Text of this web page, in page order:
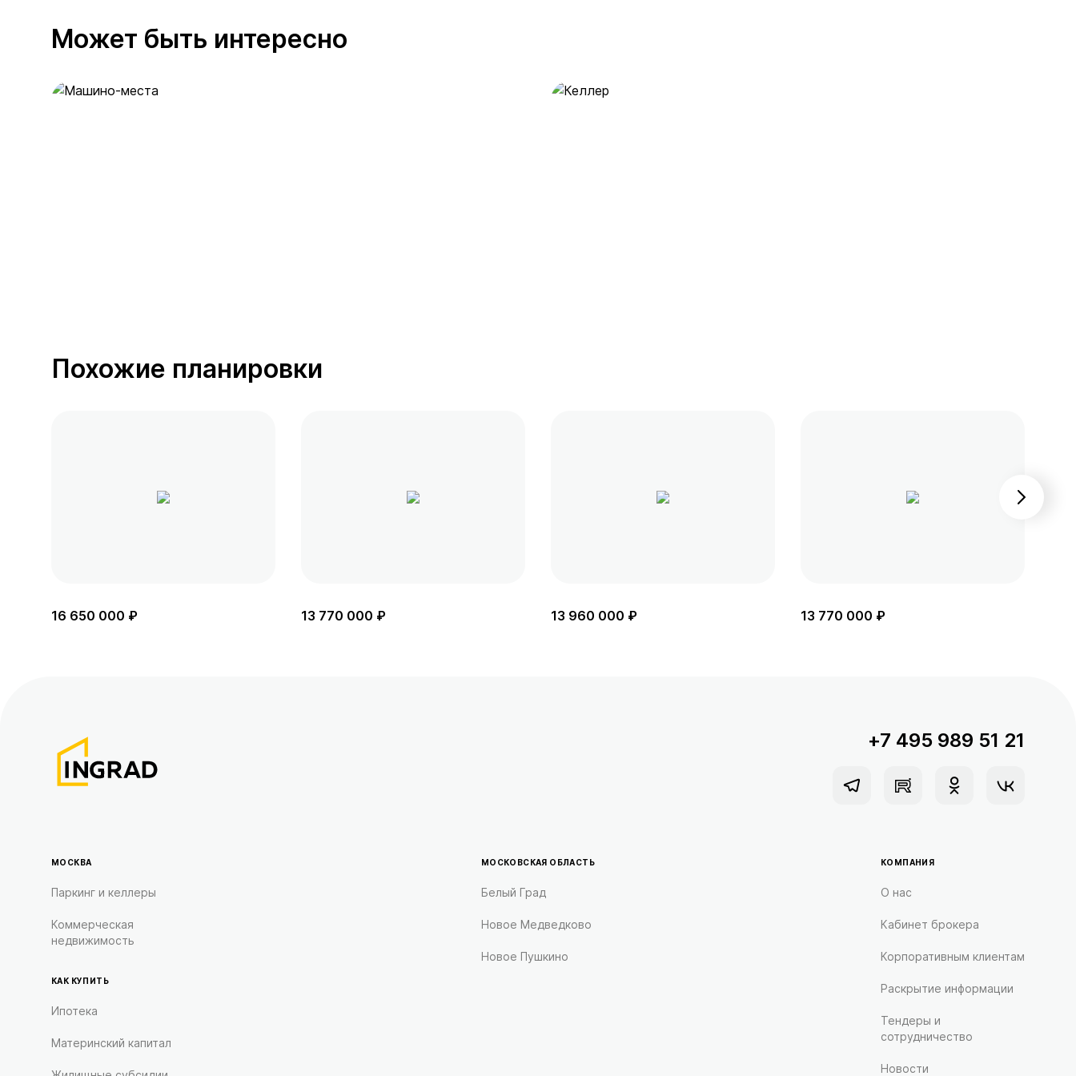
Может быть интересно
Похожие планировки
16 650 000 ₽ 13 770 000 ₽ 13 960 000 ₽ 13 770 000 ₽
+7 495 989 51 21
МОСКВА
Паркинг и келлеры
Коммерческая
недвижимость
КАК КУПИТЬ
Ипотека
Материнский капитал
МОСКОВСКАЯ ОБЛАСТЬ
Белый Град
Новое Медведково
Новое Пушкино
КОМПАНИЯ
О нас
Кабинет брокера
Корпоративным клиентам
Раскрытие информации
Тендеры и
сотрудничество
Новости